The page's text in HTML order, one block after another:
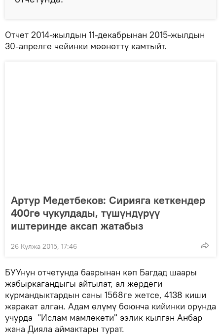
Отчет 2014-жылдын 11-декабрынан 2015-жылдын
30-апрелге чейинки мөөнөттү камтыйт.
Артур Медетбеков: Сирияга кеткендер
400гө чукулдады, түшүндүрүү
иштеринде аксап жатабыз
26 Кулжа 2015, 17:46
БУУнун отчетунда баарынан көп Багдад шаары
жабыркагандыгы айтылат, ал жердеги
курмандыктардын саны 1568ге жетсе, 4138 киши
жаракат алган. Адам өлүмү боюнча кийинки орунда
учурда "Ислам мамлекети" ээлик кылган Анбар
жана Дияла аймактары турат.